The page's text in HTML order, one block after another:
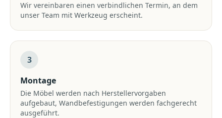
Wir vereinbaren einen verbindlichen Termin, an dem
unser Team mit Werkzeug erscheint.
3
Montage
Die Möbel werden nach Herstellervorgaben
aufgebaut, Wandbefestigungen werden fachgerecht
ausgeführt.